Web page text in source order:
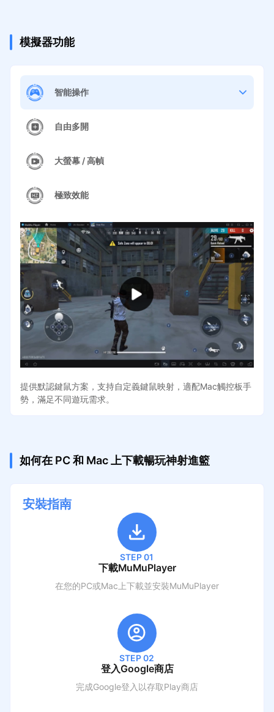
模擬器功能
智能操作
自由多開
大螢幕 / 高幀
極致效能
提供默認鍵鼠方案，支持自定義鍵鼠映射，適配Mac觸控板手
勢，滿足不同遊玩需求。
如何在 PC 和 Mac 上下載暢玩神射進籃
安裝指南
STEP 01
下載MuMuPlayer
在您的PC或Mac上下載並安裝MuMuPlayer
STEP 02
登入Google商店
完成Google登入以存取Play商店